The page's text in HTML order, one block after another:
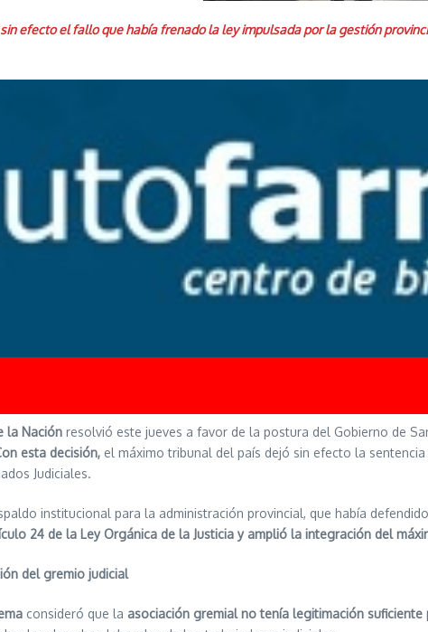
efecto el fallo que había frenado la ley impulsada por la gestión
la Nación resolvió este jueves a favor de la postura del Gobierno de
esta decisión, el máximo tribunal del país dejó sin efecto la
Judiciales.
institucional para la administración provincial, que había
24 de la Ley Orgánica de la Justicia y amplió la integración del
del gremio judicial
consideró que la asociación gremial no tenía legitimación